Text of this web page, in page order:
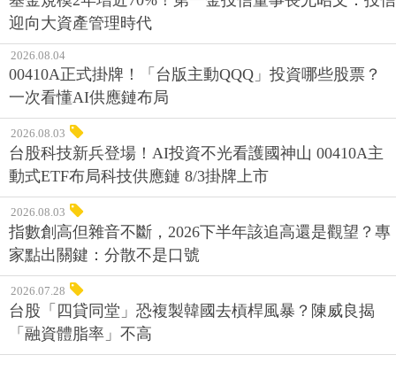
迎向大資產管理時代
2026.08.04
00410A正式掛牌！「台版主動QQQ」投資哪些股票？
一次看懂AI供應鏈布局
2026.08.03
台股科技新兵登場！AI投資不光看護國神山 00410A主
動式ETF布局科技供應鏈 8/3掛牌上市
2026.08.03
指數創高但雜音不斷，2026下半年該追高還是觀望？專
家點出關鍵：分散不是口號
2026.07.28
台股「四貸同堂」恐複製韓國去槓桿風暴？陳威良揭
「融資體脂率」不高